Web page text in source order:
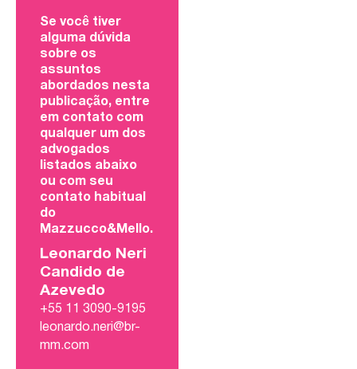
Se você tiver
alguma dúvida
sobre os
assuntos
abordados nesta
publicação, entre
em contato com
qualquer um dos
advogados
listados abaixo
ou com seu
contato habitual
do
Mazzucco&Mello.
Leonardo Neri
Candido de
Azevedo
+55 11 3090-9195
leonardo.neri@br-
mm.com